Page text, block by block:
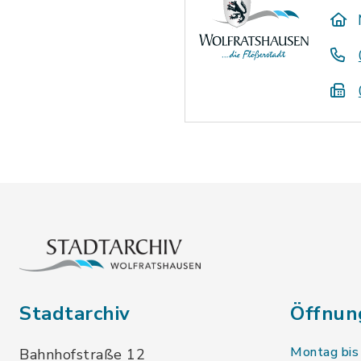
Stadtarchiv
Bahnhofstraße 12 Montag